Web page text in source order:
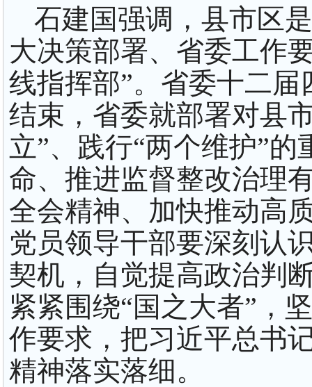
石建国强调，县市区
大决策部署、省委工作
线指挥部”。省委十二
结束，省委就部署对县
立”、践行“两个维护”
命、推进监督整改治理
全会精神、加快推动高
党员领导干部要深刻认
契机，自觉提高政治判
紧紧围绕“国之大者”，
作要求，把习近平总书
精神落实落细。